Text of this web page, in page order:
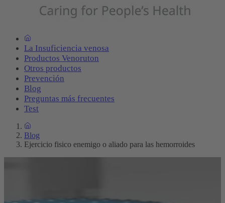
La Insuficiencia venosa
Productos Venoruton
Otros productos
Prevención
Blog
Preguntas más frecuentes
Test
Blog
Ejercicio fisico enemigo o aliado para las hemorroides